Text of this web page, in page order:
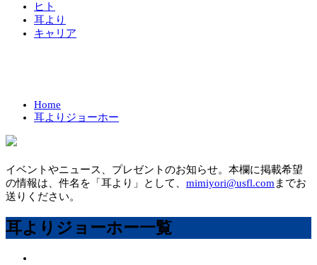
ヒト
耳より
キャリア
Home
耳よりジョーホー
イベントやニュース、プレゼントのお知らせ。本欄に掲載希望
の情報は、件名を「耳より」として、 mimiyori@usfl.com までお
送りください。
耳よりジョーホー一覧